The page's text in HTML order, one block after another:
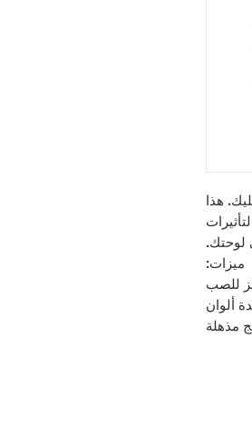
هذا
لوحتك.
ميزات:
للصب
ألوان
مذهلة